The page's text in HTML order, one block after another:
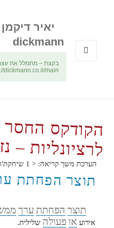
dickmann
בקצת – מתמלל את
dickmann.co.il/main
הקודקס
לרציונליות –
הערכת משך קריאה: < 1
תוצר הפחתת
תוצר הפחתת ערך
אירועאו פעולה שלילית.